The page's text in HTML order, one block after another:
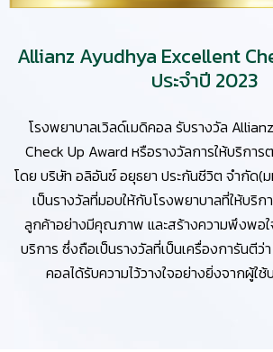
Allianz Ayudhya Excellent
ประจำปี 2023
โรงพยาบาลเวิลด์เมดิคอล รับรางวัล
Check Up Award หรือรางวัลการให้บริกา
โดย บริษัท อลิอันซ์ อยุธยา ประกันชีวิต จำกัด(
เป็นรางวัลที่มอบให้กับโรงพยาบาลที่ให้บริ
ลูกค้าอย่างมีคุณภาพ และสร้างความพึงพอ
บริการ ซึ่งถือเป็นรางวัลที่เป็นเครื่องการันตีว่
คอลได้รับความไว้วางใจอย่างยิ่งจากผู้ใ